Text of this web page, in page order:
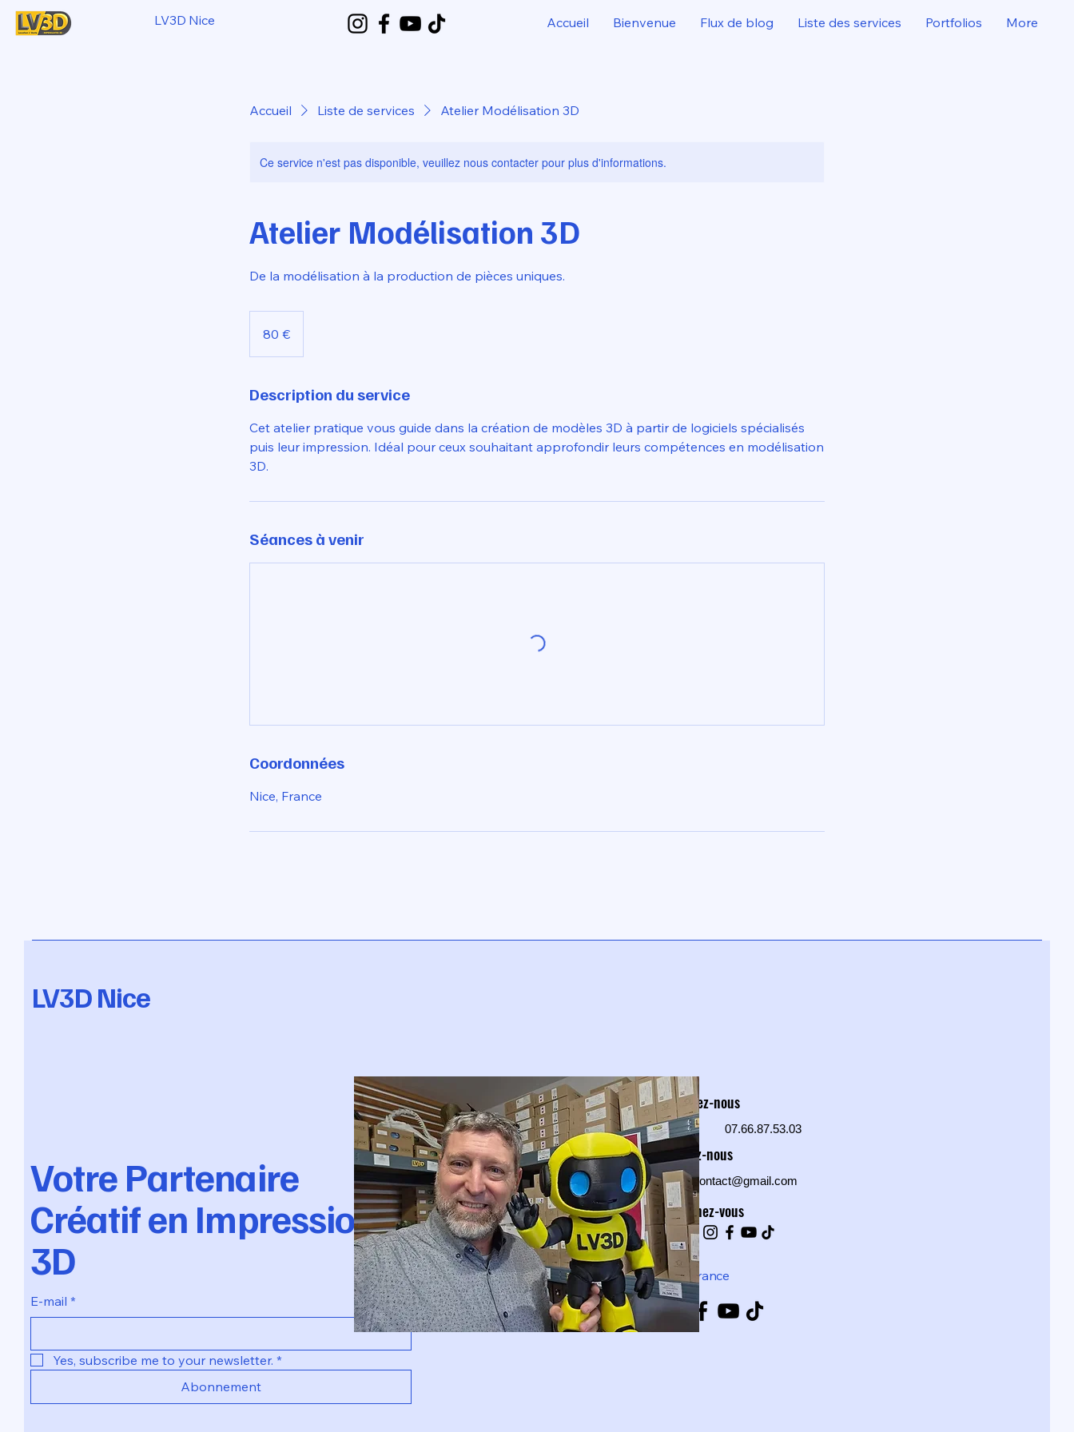
LV3D Nice Accueil Bienvenue Flux de blog Liste des services Portfolios More
Accueil Liste de services Atelier Modélisation 3D
Ce service n'est pas disponible, veuillez nous contacter pour plus d'informations.
Atelier Modélisation 3D
De la modélisation à la production de pièces uniques.
80 €
Description du service
Cet atelier pratique vous guide dans la création de modèles 3D à partir de logiciels spécialisés
puis leur impression. Idéal pour ceux souhaitant approfondir leurs compétences en modélisation
3D.
Séances à venir
Coordonnées
Nice, France
LV3D Nice
Votre Partenaire
Créatif en Impression
3D
E-mail *
Yes, subscribe me to your newsletter. *
Abonnement
Nice, France
Appelez-nous
07.66.87.53.03
Écrivez-nous
lv3dcontact@gmail.com
Abonnez-vous